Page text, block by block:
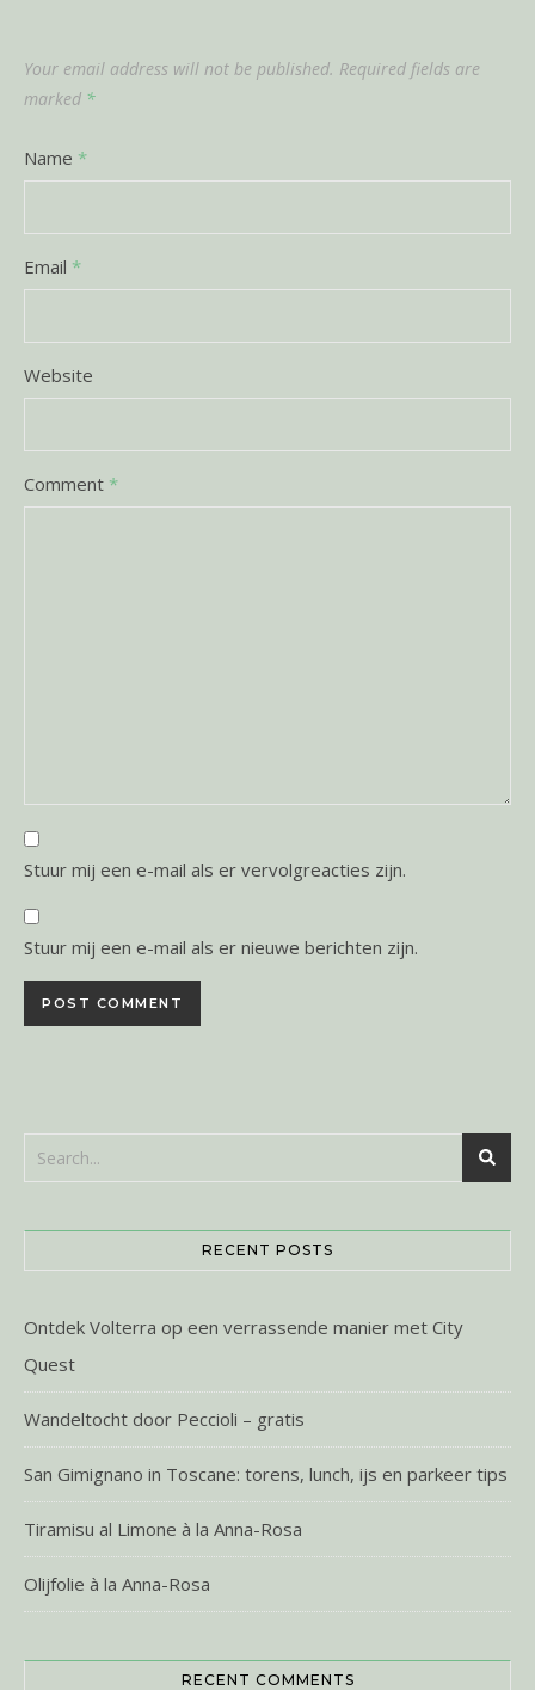
Your email address will not be published. Required fields are
marked *
Name *
Email *
Website
Comment *
Stuur mij een e-mail als er vervolgreacties zijn.
Stuur mij een e-mail als er nieuwe berichten zijn.
RECENT POSTS
Ontdek Volterra op een verrassende manier met City
Quest
Wandeltocht door Peccioli – gratis
San Gimignano in Toscane: torens, lunch, ijs en parkeer tips
Tiramisu al Limone à la Anna-Rosa
Olijfolie à la Anna-Rosa
RECENT COMMENTS